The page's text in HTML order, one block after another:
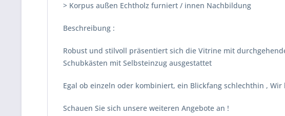
> Korpus außen Echtholz furniert / innen Nachbildung
Beschreibung :
Robust und stilvoll präsentiert sich die Vitrine mit
Schubkästen mit Selbsteinzug ausgestattet
Egal ob einzeln oder kombiniert, ein Blickfang schlechthin ,
Schauen Sie sich unsere weiteren Angebote an !